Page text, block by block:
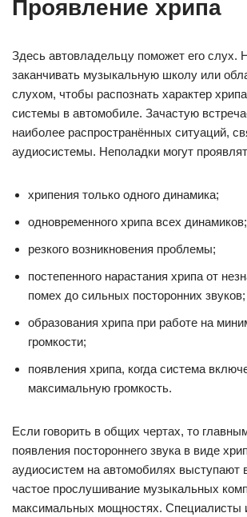
Проявление хрипа
Здесь автовладельцу поможет его слух.
заканчивать музыкальную школу или
слухом, чтобы распознать характер
системы в автомобиле. Зачастую
наиболее распространённых ситуаций,
аудиосистемы. Неполадки могут
хрипения только одного динамика;
одновременного хрипа всех динамиков;
резкого возникновения проблемы;
постепенного нарастания хрипа от
помех до сильных посторонних звуков;
образования хрипа при работе на
громкости;
появления хрипа, когда система
максимальную громкость.
Если говорить в общих чертах, то
появления постороннего звука в виде
аудиосистем на автомобилях выступают
частое прослушивание музыкальных
максимальных мощностях. Специалисты